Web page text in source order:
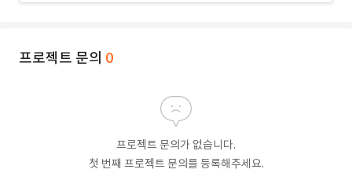
프로젝트 문의 0
프로젝트 문의가 없습니다.
첫 번째 프로젝트 문의를 등록해주세요.